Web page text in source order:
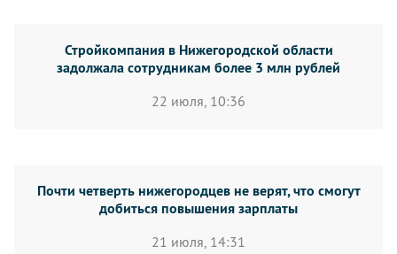
Стройкомпания в Нижегородской области
задолжала сотрудникам более 3 млн рублей
22 июля, 10:36
Почти четверть нижегородцев не верят, что смогут
добиться повышения зарплаты
21 июля, 14:31